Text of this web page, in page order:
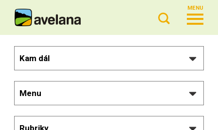
MENU
Kam dál
Menu
Rubriky